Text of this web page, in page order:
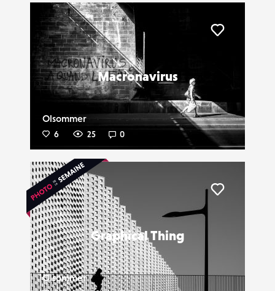
Macronavirus
Olsommer
6 25 0
Graphical Thing
Olsommer